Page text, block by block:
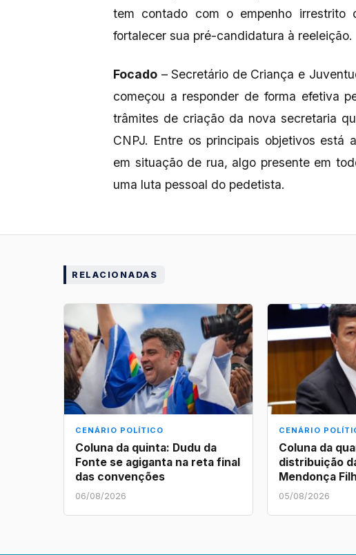
tem contado com o empenho irrestrito
fortalecer sua pré-candidatura à reeleição.
Focado – Secretário de Criança e
começou a responder de forma efetiva
trâmites de criação da nova secretaria
CNPJ. Entre os principais objetivos está
em situação de rua, algo presente em
uma luta pessoal do pedetista.
RELACIONADAS
CENÁRIO POLÍTICO
Coluna da quinta: Dudu da
Fonte se agiganta na reta final
das convenções
06/08/2026
CENÁRIO
Coluna da
distribuição
Mendonça
05/08/2026